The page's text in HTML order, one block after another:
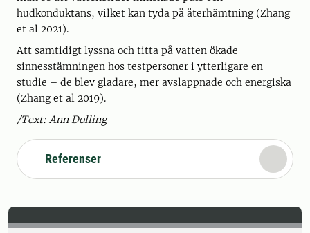
hudkonduktans, vilket kan tyda på återhämtning (Zhang
et al 2021).
Att samtidigt lyssna och titta på vatten ökade
sinnesstämningen hos testpersoner i ytterligare en
studie – de blev gladare, mer avslappnade och energiska
(Zhang et al 2019).
/Text: Ann Dolling
Referenser